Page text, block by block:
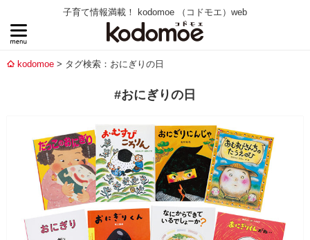
子育て情報満載！ kodomoe （コドモエ）web
kodomoe タグ検索：おにぎりの日
#おにぎりの日